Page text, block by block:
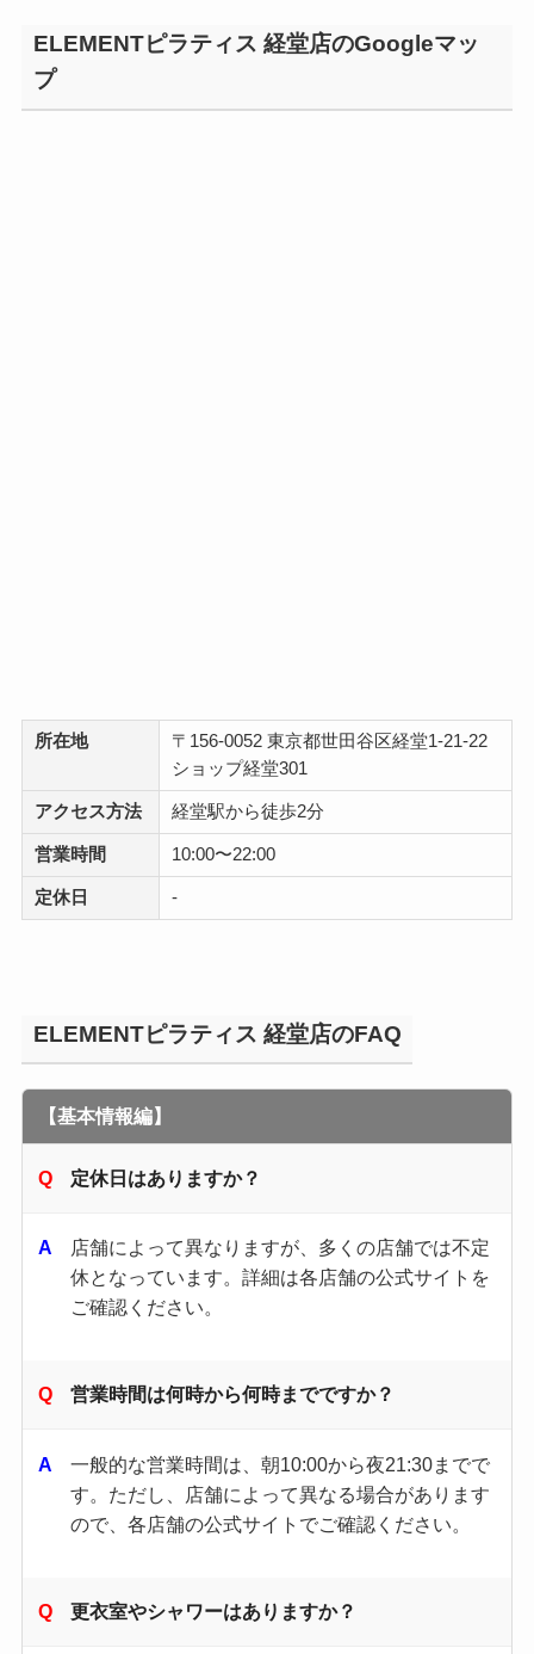
ELEMENTピラティス 経堂店のGoogleマッ
プ
所在地
〒156-0052 東京都世田谷区経堂1-21-22
ショップ経堂301
アクセス方法 経堂駅から徒歩2分
営業時間 10:00〜22:00
定休日 -
ELEMENTピラティス 経堂店のFAQ
【基本情報編】
定休日はありますか？
店舗によって異なりますが、多くの店舗では不定
休となっています。​詳細は各店舗の公式サイトを
ご確認ください。​
営業時間は何時から何時までですか？
一般的な営業時間は、朝10:00から夜21:30までで
す。​ただし、店舗によって異なる場合があります
ので、各店舗の公式サイトでご確認ください。​
更衣室やシャワーはありますか？